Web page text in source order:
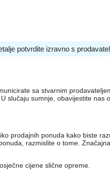
potvrdite izravno s
sa stvarnim
slučaju sumnje, obavijestite nas
prodajnih ponuda kako biste
razmislite o tome.
cijene slične opreme.